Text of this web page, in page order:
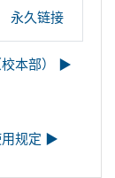
永久链接
校本部） ▶︎
用规定 ▶︎